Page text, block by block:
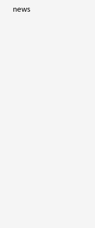
news